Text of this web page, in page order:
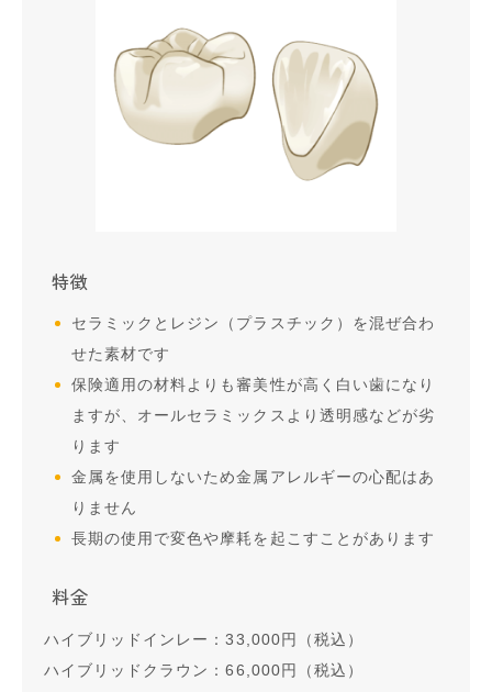
特徴
セラミックとレジン（プラスチック）を混ぜ合わ
せた素材です
保険適用の材料よりも審美性が高く白い歯になり
ますが、オールセラミックスより透明感などが劣
ります
金属を使用しないため金属アレルギーの心配はあ
りません
長期の使用で変色や摩耗を起こすことがあります
料金
ハイブリッドインレー：33,000円（税込）
ハイブリッドクラウン：66,000円（税込）